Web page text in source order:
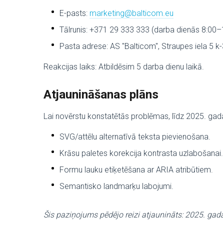
E-pasts: marketing@balticom.eu
Tālrunis: +371 29 333 333 (darba dienās
Pasta adrese: AS "Balticom", Straupes iela 5
Reakcijas laiks: Atbildēsim 5 darba dienu laikā.
Atjaunināšanas plāns
Lai novērstu konstatētās problēmas, līdz 2025.
SVG/attēlu alternatīvā teksta pievienošana.
Krāsu paletes korekcija kontrasta uzlabošanai.
Formu lauku etiķetēšana ar ARIA atribūtiem.
Semantisko landmarķu labojumi.
Šis paziņojums pēdējo reizi atjaunināts: 2025.